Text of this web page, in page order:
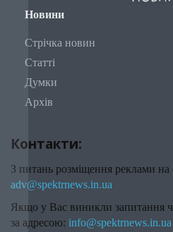
Новини
Стрічка новин
Статті
Думки
Архів
Контакти:
З питань розміщення реклами на
adv@spektrnews.in.ua
Якщо у Вас виникли запитання
за адресою: info@spektrnews.in.ua